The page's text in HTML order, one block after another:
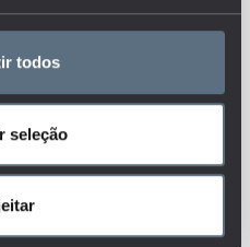
todos
seleção
às
e
como se